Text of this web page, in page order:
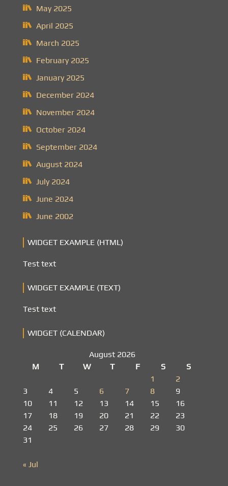
May 2025
April 2025
March 2025
February 2025
January 2025
December 2024
November 2024
October 2024
September 2024
August 2024
July 2024
June 2024
June 2002
WIDGET EXAMPLE (HTML)
Test text
WIDGET EXAMPLE (TEXT)
Test text
WIDGET (CALENDAR)
August 2026
M
T W T F S
S
1
2
3
4 5 6 7 8
9
10
11 12 13 14 15
16
17
18 19 20 21 22
23
24
25 26 27 28 29
30
31
« Jul